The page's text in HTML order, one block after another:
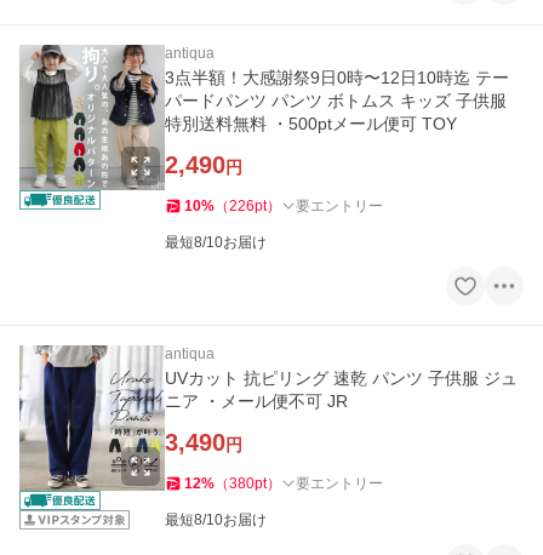
antiqua
3点半額！大感謝祭9日0時〜12日10時迄 テー
パードパンツ パンツ ボトムス キッズ 子供服
特別送料無料 ・500ptメール便可 TOY
2,490円
10% （226pt） 要エントリー
最短8/10お届け
antiqua
UVカット 抗ピリング 速乾 パンツ 子供服 ジュ
ニア ・メール便不可 JR
3,490円
12% （380pt） 要エントリー
最短8/10お届け